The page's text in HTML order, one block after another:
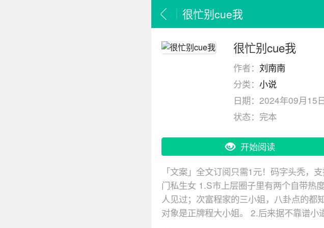
很忙别cue我
很忙别cue我
作者：刘南南
分类：小说
日期：2024年09月15
状态： 完本
开始阅读
「文案」全文订阅只需1元！码字头秃，
门私生女 1.S市上层圈子里有两个自带热
人见过；次富程家的三小姐，八卦点的都
对象是正牌程大小姐。 2.后来据不靠谱小